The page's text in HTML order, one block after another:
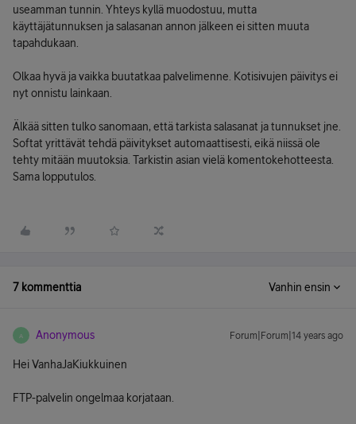
useamman tunnin. Yhteys kyllä muodostuu, mutta
käyttäjätunnuksen ja salasanan annon jälkeen ei sitten muuta
tapahdukaan.
Olkaa hyvä ja vaikka buutatkaa palvelimenne. Kotisivujen päivitys ei
nyt onnistu lainkaan.
Älkää sitten tulko sanomaan, että tarkista salasanat ja tunnukset jne.
Softat yrittävät tehdä päivitykset automaattisesti, eikä niissä ole
tehty mitään muutoksia. Tarkistin asian vielä komentokehotteesta.
Sama lopputulos.
7 kommenttia Vanhin ensin
A Anonymous Forum|Forum|14 years ago
Hei VanhaJaKiukkuinen
FTP-palvelin ongelmaa korjataan.